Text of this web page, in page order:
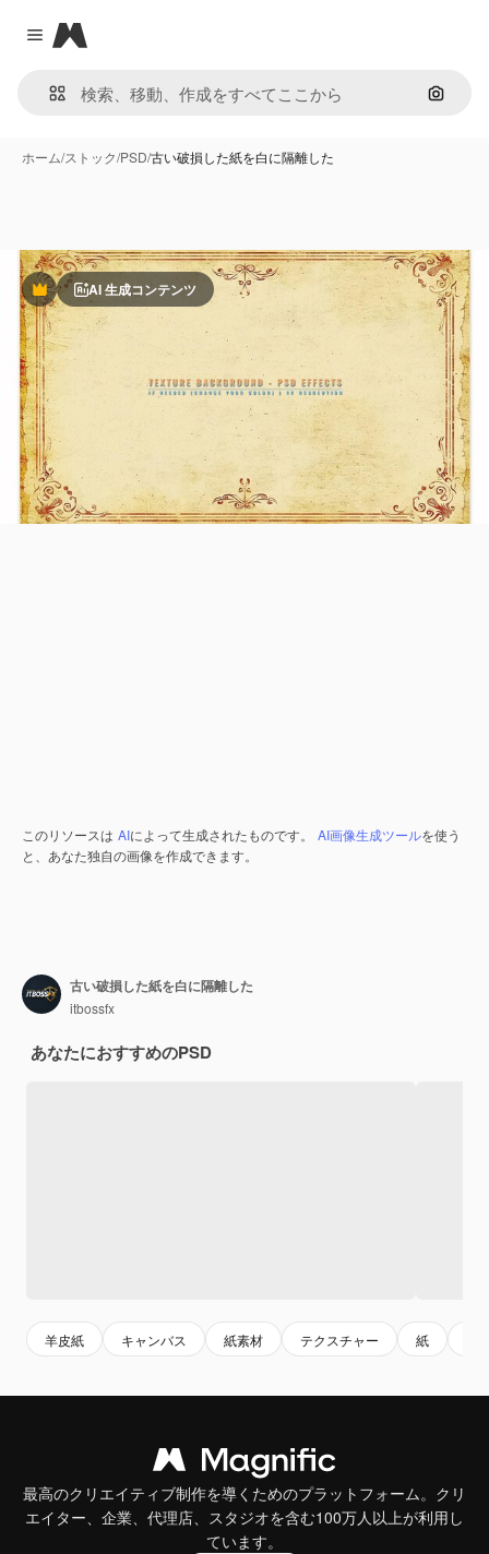
Close menu
Magnific
画像で
ホーム/ストック/PSD/古い破損した紙を白に隔離した
PremiumAI 生成コンテンツ
このリソースは AIによって生成されたものです。 AI画像生成ツールを使う
と、あなた独自の画像を作成できます。
古い破損した紙を白に隔離した
itbossfx
あなたにおすすめのPSD
羊皮紙 キャンバス 紙素材 テクスチャー 紙
最高のクリエイティブ制作を導くためのプラットフォーム。クリ
エイター、企業、代理店、スタジオを含む100万人以上が利用し
ています。